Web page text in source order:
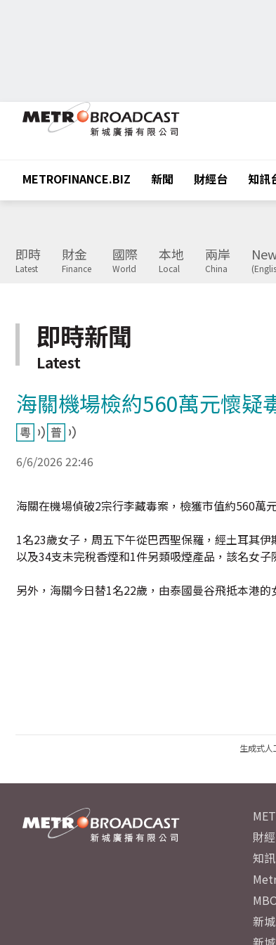
METROFINANCE.BIZ 新聞 財經台 知訊
即時
Latest
財金
Finance
國際
World
本地
Local
兩岸
China
即時新聞
Latest
海關機場檢約560萬元懷疑
6/6/2026 22:46
海關在機場偵破2宗行李藏毒案，檢獲市值約560萬
1名23歲女子，周五下午從巴西聖保羅，經土耳其
以及34支未完稅香煙和1件另類吸煙產品，該名女子
另外，海關今日替1名22歲，由泰國曼谷飛抵本港
生成式
財
知
新